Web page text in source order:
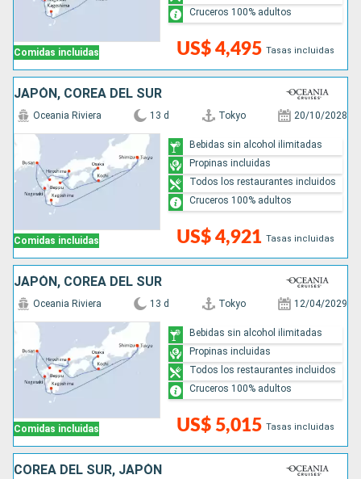
Comidas incluidas US$ 4,495 Tasas incluidas
Cruceros 100% adultos
JAPÓN, COREA DEL SUR
Comidas incluidas
Oceania Riviera 13 d Tokyo 20/10/2028
US$ 4,921 Tasas incluidas
Bebidas sin alcohol ilimitadas
Propinas incluidas
Todos los restaurantes incluidos
Cruceros 100% adultos
JAPÓN, COREA DEL SUR
Comidas incluidas
Oceania Riviera 13 d Tokyo 12/04/2029
US$ 5,015 Tasas incluidas
Bebidas sin alcohol ilimitadas
Propinas incluidas
Todos los restaurantes incluidos
Cruceros 100% adultos
COREA DEL SUR, JAPÓN